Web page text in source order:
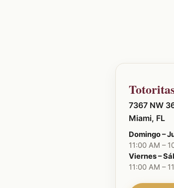
7367 NW
Miami, FL
Domingo –
11:00 AM –
Viernes –
11:00 AM –